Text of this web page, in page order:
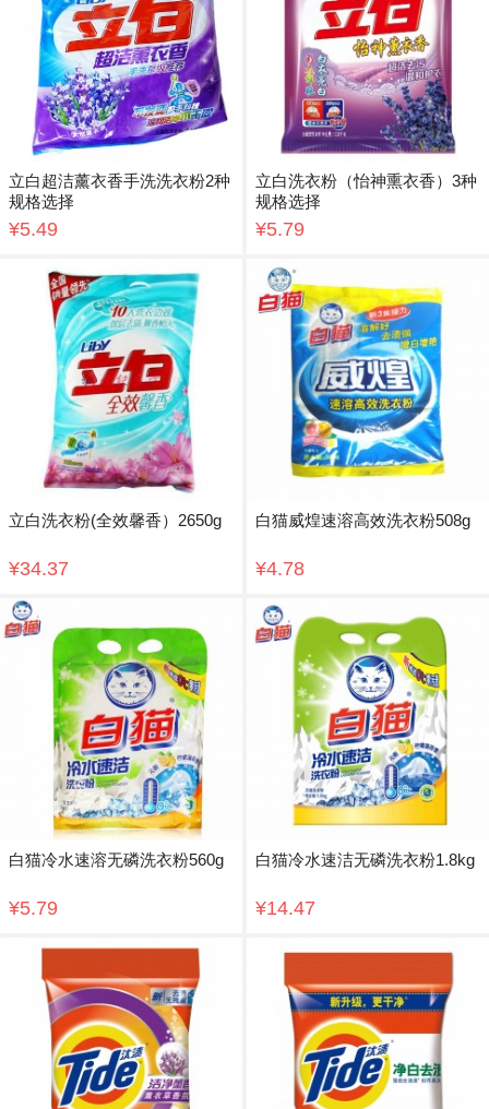
立白超洁薰衣香手洗洗衣粉2种
规格选择
¥5.49
立白洗衣粉（怡神熏衣香）3种
规格选择
¥5.79
立白洗衣粉(全效馨香）2650g
¥34.37
白猫威煌速溶高效洗衣粉508g
¥4.78
白猫冷水速溶无磷洗衣粉560g
¥5.79
白猫冷水速洁无磷洗衣粉1.8kg
¥14.47